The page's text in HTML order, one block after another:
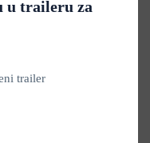
u traileru za
trailer